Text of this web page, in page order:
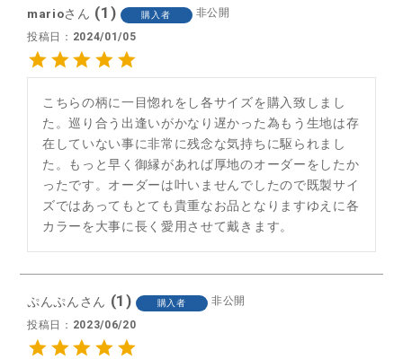
mario 1 購入者
非公開
投稿日
2024/01/05
こちらの柄に一目惚れをし各サイズを購入致しまし
た。巡り合う出逢いがかなり遅かった為もう生地は存
在していない事に非常に残念な気持ちに駆られまし
た。もっと早く御縁があれば厚地のオーダーをしたか
ったです。オーダーは叶いませんでしたので既製サイ
ズではあってもとても貴重なお品となりますゆえに各
カラーを大事に長く愛用させて戴きます。
ぷんぷん 1 購入者
非公開
投稿日
2023/06/20